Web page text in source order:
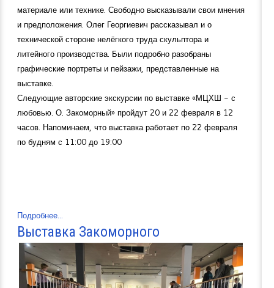
материале или технике. Свободно высказывали свои мнения
и предположения. Олег Георгиевич рассказывал и о
технической стороне нелёгкого труда скульптора и
литейного производства. Были подробно разобраны
графические портреты и пейзажи, представленные на
выставке.
Следующие авторские экскурсии по выставке «МЦХШ - с
любовью. О. Закоморный» пройдут 20 и 22 февраля в 12
часов. Напоминаем, что выставка работает по 22 февраля
по будням с 11:00 до 19:00
Подробнее...
Выставка Закоморного